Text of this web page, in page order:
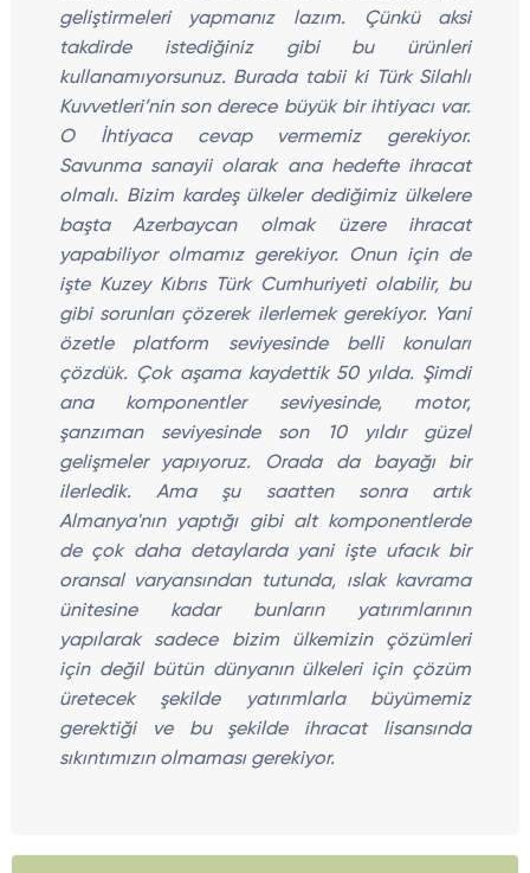
geliştirmeleri yapmanız lazım. Çünkü aksi
takdirde istediğiniz gibi bu ürünleri
kullanamıyorsunuz. Burada tabii ki Türk Silahlı
Kuvvetleri’nin son derece büyük bir ihtiyacı var.
O İhtiyaca cevap vermemiz gerekiyor.
Savunma sanayii olarak ana hedefte ihracat
olmalı. Bizim kardeş ülkeler dediğimiz ülkelere
başta Azerbaycan olmak üzere ihracat
yapabiliyor olmamız gerekiyor. Onun için de
işte Kuzey Kıbrıs Türk Cumhuriyeti olabilir, bu
gibi sorunları çözerek ilerlemek gerekiyor. Yani
özetle platform seviyesinde belli konuları
çözdük. Çok aşama kaydettik 50 yılda. Şimdi
ana komponentler seviyesinde, motor,
şanzıman seviyesinde son 10 yıldır güzel
gelişmeler yapıyoruz. Orada da bayağı bir
ilerledik. Ama şu saatten sonra artık
Almanya'nın yaptığı gibi alt komponentlerde
de çok daha detaylarda yani işte ufacık bir
oransal varyansından tutunda, ıslak kavrama
ünitesine kadar bunların yatırımlarının
yapılarak sadece bizim ülkemizin çözümleri
için değil bütün dünyanın ülkeleri için çözüm
üretecek şekilde yatırımlarla büyümemiz
gerektiği ve bu şekilde ihracat lisansında
sıkıntımızın olmaması gerekiyor.